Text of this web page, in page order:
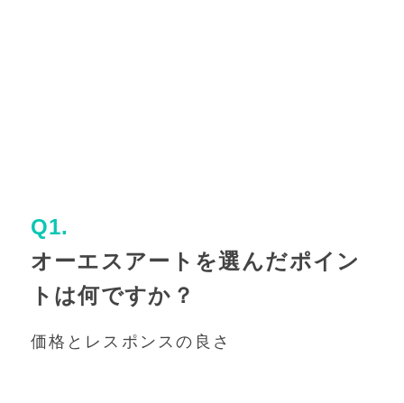
Q1.
オーエスアートを選んだポイン
トは何ですか？
価格とレスポンスの良さ